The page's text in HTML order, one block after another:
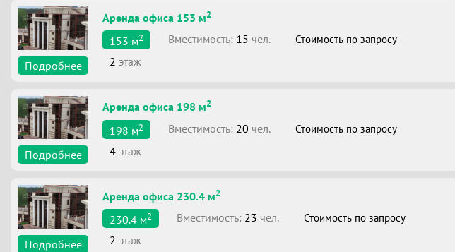
Подробнее
Аренда офиса 153 м2
153 м2 Вместимоcть: 15 чел. Стоимость по запросу
2 этаж
Подробнее
Аренда офиса 198 м2
198 м2 Вместимоcть: 20 чел. Стоимость по запросу
4 этаж
Подробнее
Аренда офиса 230.4 м2
230.4 м2 Вместимоcть: 23 чел. Стоимость по запросу
2 этаж